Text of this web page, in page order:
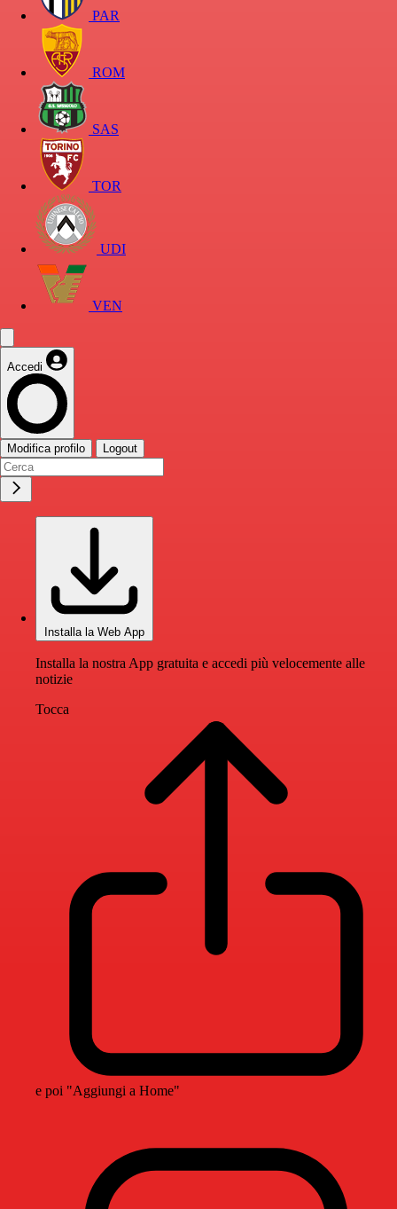
PAR
ROM
SAS
TOR
UDI
VEN
Accedi
Modifica profilo Logout
Installa la Web App
Installa la nostra App gratuita e accedi più velocemente alle
notizie
Tocca
e poi "Aggiungi a Home"